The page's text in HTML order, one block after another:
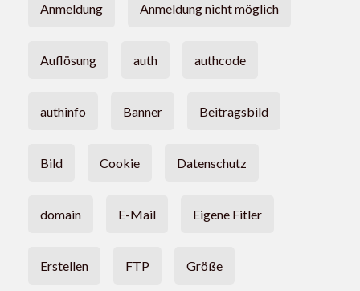
Anmeldung Anmeldung nicht möglich
Auflösung auth authcode
authinfo Banner Beitragsbild
Bild Cookie Datenschutz
domain E-Mail Eigene Fitler
Erstellen FTP Größe